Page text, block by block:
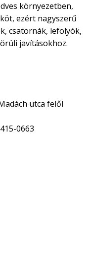
környezetben,
ezért nagyszerű
csatornák, lefolyók,
javításokhoz.
utca felől
0663